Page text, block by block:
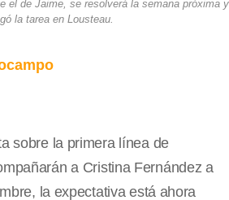
el de Jaime, se resolverá la semana próxima y
la tarea en Lousteau.
sobre la primera línea de
a Cristina Fernández a
la expectativa está ahora